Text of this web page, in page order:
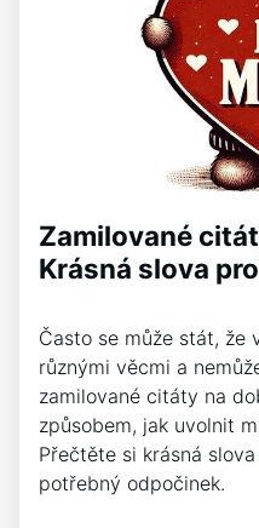
Zamilované
Krásná slova
Často se může stát, že
různými věcmi a
zamilované citáty na
způsobem, jak uvolnit
Přečtěte si krásná
potřebný odpočinek.